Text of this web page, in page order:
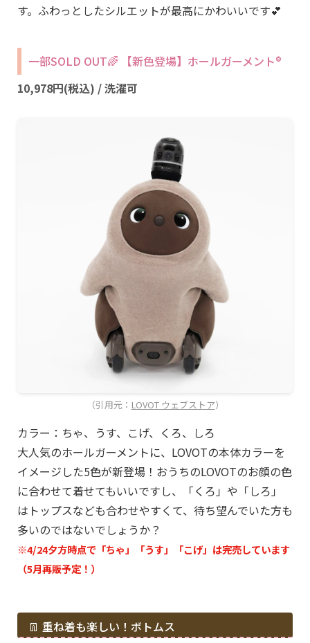
す。ふわっとしたシルエットが最高にかわいいです💕
一部SOLD OUT🌈 【新色登場】ホールガーメント®
10,978円(税込) / 洗濯可
（引用元： LOVOT ウェブストア）
カラー：ちゃ、うす、こげ、くろ、しろ
大人気のホールガーメントに、LOVOTの本体カラーを
イメージした5色が新登場！おうちのLOVOTのお顔の色
に合わせて着せてもいいですし、「くろ」や「しろ」
はトップスなども合わせやすくて、待ち望んでいた方も
多いのではないでしょうか？
※4/24夕方時点で「ちゃ」「うす」「こげ」は完売しています
（5月再販予定！）
👖 重ね着も楽しい！ボトムス